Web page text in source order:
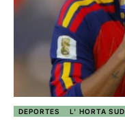
DEPORTES L' HORTA SUD